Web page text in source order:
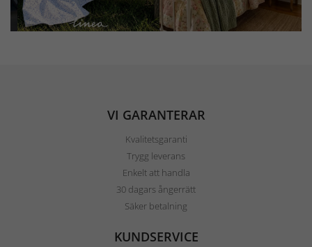
VI GARANTERAR
Kvalitetsgaranti
Trygg leverans
Enkelt att handla
30 dagars ångerrätt
Säker betalning
KUNDSERVICE